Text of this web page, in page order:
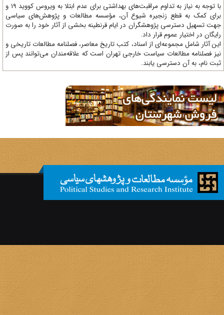
با توجه به نیاز به تداوم مراقبت‌های بهداشتی برای عدم ابتلا به ویروس کووید 19 و
کمک به قطع زنجیره شیوع آن، مؤسسه مطالعات و پژوهش‌های سیاسی
تسهیل دسترسی پژوهشگران در ایام قرنطینه بخشی از آثار خود را به صورت
در اختیار عموم قرار داد.
آثار شامل مجموعه‌ای از اسناد، کتب تاریخ معاصر، فصلنامه‌ مطالعات تاریخی و
فصلنامه مطالعات سیاست خارجی تهران است که علاقه‌مندان می‌توانند پس از
نام، به آن دسترسی یابند.